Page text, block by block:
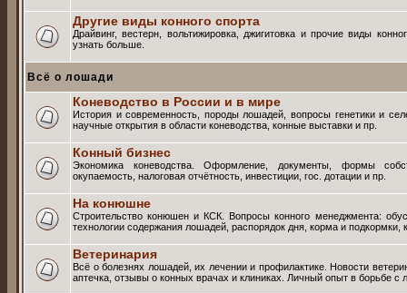
Другие виды конного спорта
Драйвинг, вестерн, вольтижировка, джигитовка и прочие виды
узнать больше.
Всё о лошади
Коневодство в России и в мире
История и современность, породы лошадей, вопросы генетики и
научные открытия в области коневодства, конные выставки и пр.
Конный бизнес
Экономика коневодства. Оформление, документы, формы
окупаемость, налоговая отчётность, инвестиции, гос. дотации и пр.
На конюшне
Строительство конюшен и КСК. Вопросы конного менеджмента:
технологии содержания лошадей, распорядок дня, корма и подкормки,
Ветеринария
Всё о болезнях лошадей, их лечении и профилактике. Новости
аптечка, отзывы о конных врачах и клиниках. Личный опыт в борьбе